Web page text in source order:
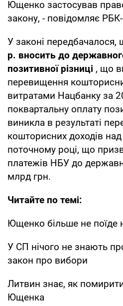
Ющенко застосував
закону, - повідомляє
У законі передбачалося,
р. вносить до
позитивної різниці , що
перевищення
витратами Нацбанку за
поквартальну оплату
виникла в результаті
кошторисних доходів
поточному році, що
платежів НБУ до
млрд грн.
Читайте по темі:
Ющенко більше не поїде
У СП нічого не знають
закон про вибори
Литвин знає, як
Ющенка